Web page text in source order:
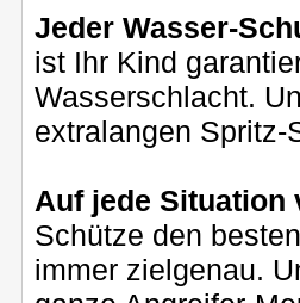
Jeder Wasser-
ist Ihr Kind
Wasserschlacht.
extralangen Spritz-
Auf jede
Schütze den
immer zielgenau.